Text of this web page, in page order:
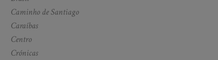
Caminho de Santiago
Caraíbas
Centro
Crónicas